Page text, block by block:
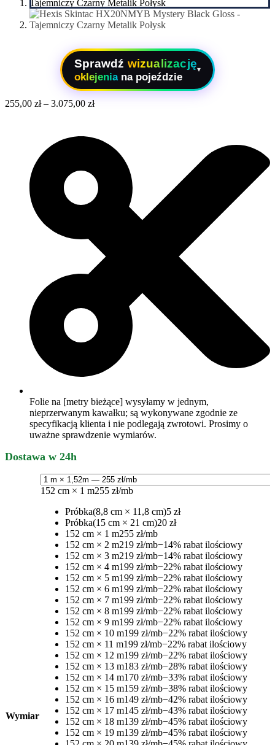
Sprawdź wizualizację
oklejenia na pojeździe
▾
255,00 zł– 3.075,00 zł
Folie na [metry bieżące] wysyłamy w jednym,
nieprzerwanym kawałku; są wykonywane zgodnie ze
specyfikacją klienta i nie podlegają zwrotowi. Prosimy o
uważne sprawdzenie wymiarów.
Dostawa w 24h
Wymiar
152 cm × 1 m255 zł/mb
Próbka(8,8 cm × 11,8 cm)5 zł
Próbka(15 cm × 21 cm)20 zł
152 cm × 1 m255 zł/mb
152 cm × 2 m219 zł/mb−14% rabat ilościowy
152 cm × 3 m219 zł/mb−14% rabat ilościowy
152 cm × 4 m199 zł/mb−22% rabat ilościowy
152 cm × 5 m199 zł/mb−22% rabat ilościowy
152 cm × 6 m199 zł/mb−22% rabat ilościowy
152 cm × 7 m199 zł/mb−22% rabat ilościowy
152 cm × 8 m199 zł/mb−22% rabat ilościowy
152 cm × 9 m199 zł/mb−22% rabat ilościowy
152 cm × 10 m199 zł/mb−22% rabat ilościowy
152 cm × 11 m199 zł/mb−22% rabat ilościowy
152 cm × 12 m199 zł/mb−22% rabat ilościowy
152 cm × 13 m183 zł/mb−28% rabat ilościowy
152 cm × 14 m170 zł/mb−33% rabat ilościowy
152 cm × 15 m159 zł/mb−38% rabat ilościowy
152 cm × 16 m149 zł/mb−42% rabat ilościowy
152 cm × 17 m145 zł/mb−43% rabat ilościowy
152 cm × 18 m139 zł/mb−45% rabat ilościowy
152 cm × 19 m139 zł/mb−45% rabat ilościowy